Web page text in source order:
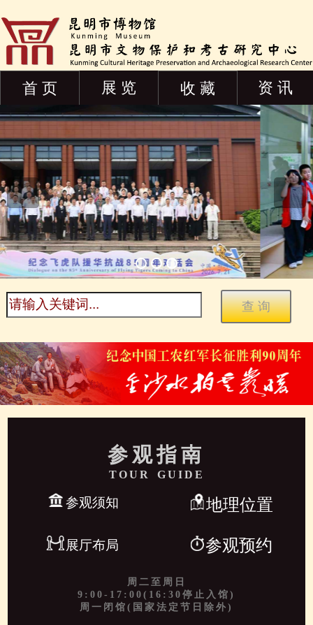
首 页 展 览 收 藏 资 讯
参观指南
TOUR GUIDE
参观须知 地理位置
展厅布局 参观预约
周二至周日
9:00-17:00(16:30停止入馆)
周一闭馆(国家法定节日除外)